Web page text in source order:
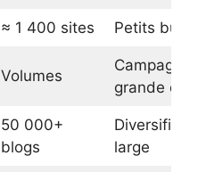
≈ 1 400 sites Petits
Volumes
grande
50 000+
blogs
large